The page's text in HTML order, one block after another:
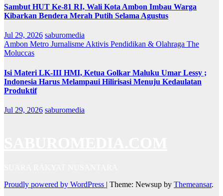
Sambut HUT Ke-81 RI, Wali Kota Ambon Imbau Warga
Kibarkan Bendera Merah Putih Selama Agustus
Jul 29, 2026 saburomedia
Ambon Metro Jurnalisme Aktivis Pendidikan & Olahraga The
Moluccas
Isi Materi LK-III HMI, Ketua Golkar Maluku Umar Lessy ;
Indonesia Harus Melampaui Hilirisasi Menuju Kedaulatan
Produktif
Jul 29, 2026 saburomedia
Proudly powered by WordPress | Theme: Newsup by Themeansar.